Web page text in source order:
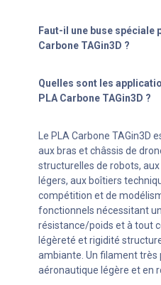
Faut-il une buse spéciale
Carbone TAGin3D ?
Quelles sont les
PLA Carbone TAGin3D ?
Le PLA Carbone TAGin3D
aux bras et châssis de
structurelles de robots,
légers, aux boîtiers
compétition et de
fonctionnels nécessitant
résistance/poids et à tout
légèreté et rigidité
ambiante. Un filament très
aéronautique légère et en